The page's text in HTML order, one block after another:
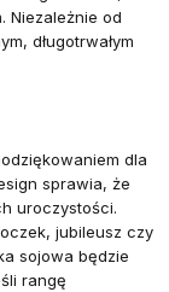
Niezależnie od
długotrwałym
dla
sprawia, że
uroczystości.
jubileusz czy
sojowa będzie
rangę